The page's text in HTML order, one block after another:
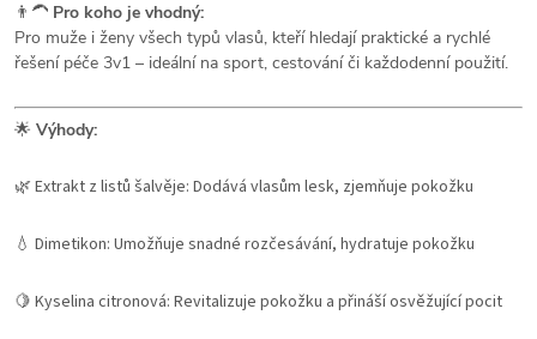
👨‍🦱 Pro koho je vhodný:
Pro muže i ženy všech typů vlasů, kteří hledají praktické a rychlé
řešení péče 3v1 – ideální na sport, cestování či každodenní použití.
🌟 Výhody:
🌿 Extrakt z listů šalvěje: Dodává vlasům lesk, zjemňuje pokožku
💧 Dimetikon: Umožňuje snadné rozčesávání, hydratuje pokožku
🍋 Kyselina citronová: Revitalizuje pokožku a přináší osvěžující pocit